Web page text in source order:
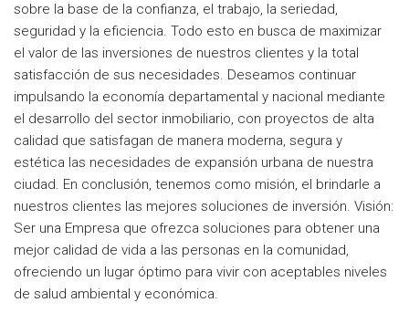
sobre la base de la confianza, el trabajo, la seriedad,
seguridad y la eficiencia. Todo esto en busca de maximizar
el valor de las inversiones de nuestros clientes y la total
satisfacción de sus necesidades. Deseamos continuar
impulsando la economía departamental y nacional mediante
el desarrollo del sector inmobiliario, con proyectos de alta
calidad que satisfagan de manera moderna, segura y
estética las necesidades de expansión urbana de nuestra
ciudad. En conclusión, tenemos como misión, el brindarle a
nuestros clientes las mejores soluciones de inversión. Visión:
Ser una Empresa que ofrezca soluciones para obtener una
mejor calidad de vida a las personas en la comunidad,
ofreciendo un lugar óptimo para vivir con aceptables niveles
de salud ambiental y económica.